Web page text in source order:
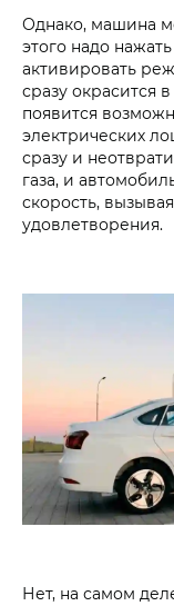
Однако, машина
этого надо
активировать
сразу окрасится
появится
электрических
сразу и
газа, и
скорость,
удовлетворения.
Нет, на самом